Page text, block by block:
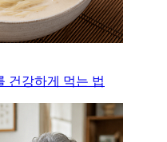
건강하게 먹는 법